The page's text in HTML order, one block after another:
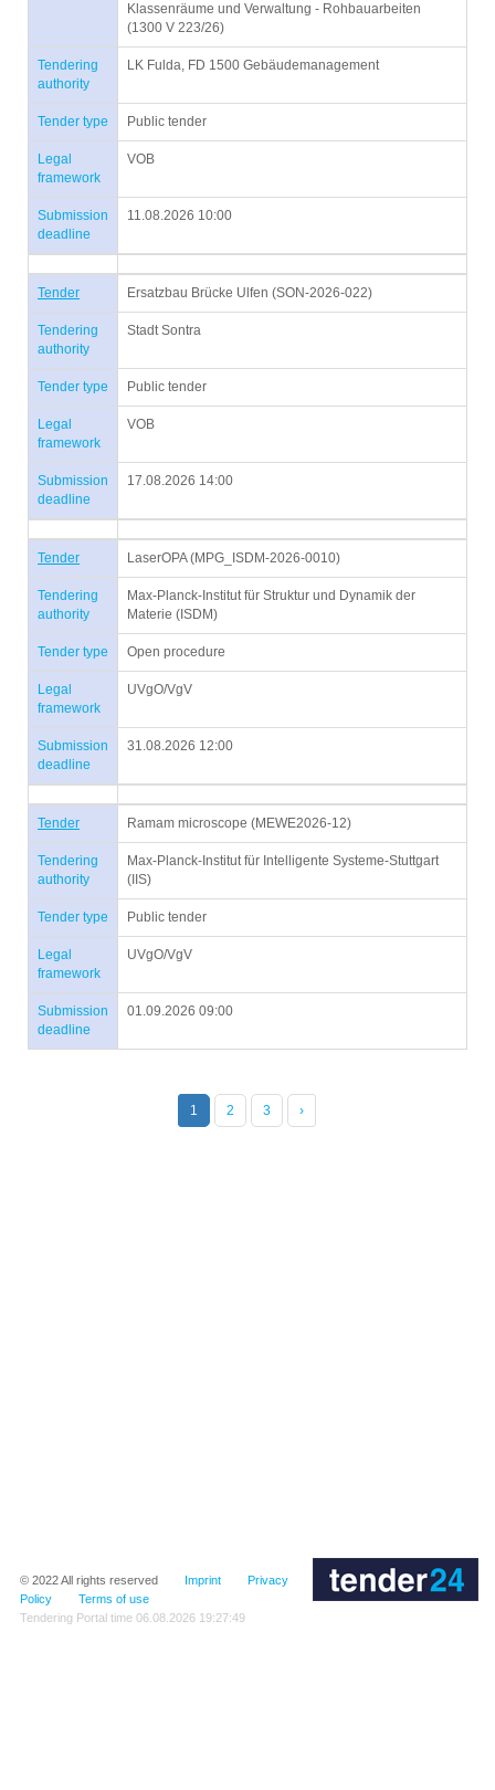
Klassenräume und Verwaltung - Rohbauarbeiten
(1300 V 223/26)
Tendering
authority
LK Fulda, FD 1500 Gebäudemanagement
Tender type Public tender
Legal
framework
VOB
Submission
deadline
11.08.2026 10:00
Tender Ersatzbau Brücke Ulfen (SON-2026-022)
Tendering
authority
Stadt Sontra
Tender type Public tender
Legal
framework
VOB
Submission
deadline
17.08.2026 14:00
Tender LaserOPA (MPG_ISDM-2026-0010)
Tendering
authority
Max-Planck-Institut für Struktur und Dynamik der
Materie (ISDM)
Tender type Open procedure
Legal
framework
UVgO/VgV
Submission
deadline
31.08.2026 12:00
Tender Ramam microscope (MEWE2026-12)
Tendering
authority
Max-Planck-Institut für Intelligente Systeme-Stuttgart
(IIS)
Tender type Public tender
Legal
framework
UVgO/VgV
Submission
deadline
01.09.2026 09:00
1 2 3 ›
© 2022All rights reserved Imprint
Privacy
Policy
Terms of use
Tendering Portal time 06.08.2026 19:27:49